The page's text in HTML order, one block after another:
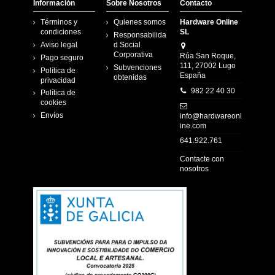
Información
Términos y
condiciones
Aviso legal
Pago seguro
Política de
privacidad
Política de
cookies
Envíos
Sobre Nosotros
Quienes somos
Responsabilida
d Social
Corporativa
Subvenciones
obtenidas
Contacto
Hardware Online
SL
Rúa San Roque,
111, 27002 Lugo
España
982 22 40 30
info@hardwareonl
ine.com
641.922.761
Contacte con
nosotros